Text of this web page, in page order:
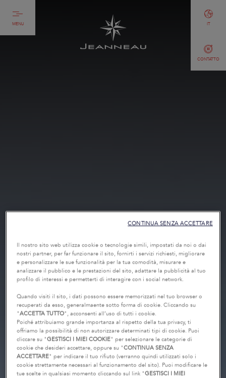
MENU
CONTATTO
IT
Il nostro sito web utilizza cookie o tecnologie simili, impostati da noi o dai
nostri partner, per far funzionare il sito, fornirti i servizi richiesti, migliorare
e personalizzare le sue funzionalità per la tua comodità, misurare e
analizzare il pubblico e le prestazioni del sito, adattare la pubblicità al tuo
profilo di interessi e permetterti di interagire con i social network.
Quando visiti il sito, i dati possono essere memorizzati nel tuo browser o
recuperati da esso, generalmaente sotto forma di cookie. Cliccando su
"ACCETTA TUTTO", acconsenti all’uso di tutti i cookie.
Poiché attribuiamo grande importanza al rispetto della tua privacy, ti
offriamo la possibilità di non autorizzare determinati tipi di cookie. Puoi
cliccare su "GESTISCI I MIEI COOKIE" per selezionare le categorie di
cookie che desideri accettare, oppure su "CONTINUA SENZA
ACCETTARE" per indicare il tuo rifiuto (verranno quindi utilizzati solo i
cookie strettamente necessari al funzionamento del sito). Puoi modificare le
tue scelte in qualsiasi momento cliccando sul link "GESTISCI I MIEI
CONTINUA SENZA ACCETTARE